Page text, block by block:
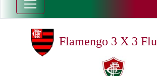
Flamengo 3 X 3